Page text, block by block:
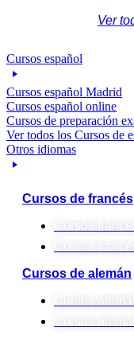
Ver
Cursos español
Cursos español Madrid
Cursos español online
Cursos de preparación
Ver todos los Cursos de
Otros idiomas
Cursos de francés
Cursos
Cursos de alemán
Cursos
Cursos